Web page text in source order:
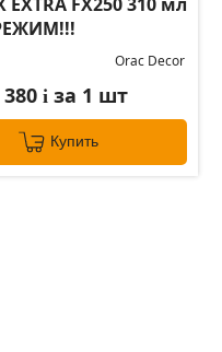
Orac Decor
380i за 1 шт
Купить